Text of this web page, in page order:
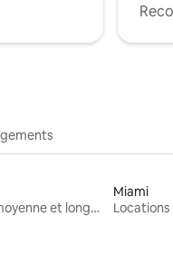
Locations moyenne et longue durée
Miami